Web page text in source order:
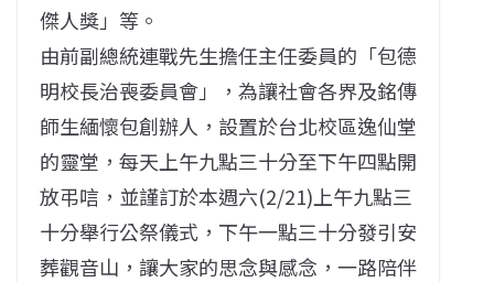
傑人獎」等。
由前副總統連戰先生擔任主任委員的「包德
明校長治喪委員會」，為讓社會各界及銘傳
師生緬懷包創辦人，設置於台北校區逸仙堂
的靈堂，每天上午九點三十分至下午四點開
放弔唁，並謹訂於本週六(2/21)上午九點三
十分舉行公祭儀式，下午一點三十分發引安
葬觀音山，讓大家的思念與感念，一路陪伴